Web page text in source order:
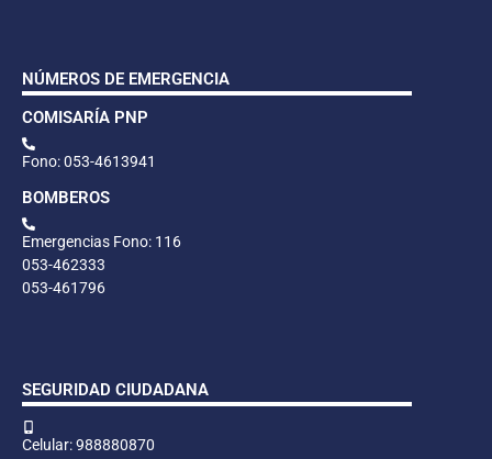
NÚMEROS DE EMERGENCIA
COMISARÍA PNP
Fono: 053-4613941
BOMBEROS
Emergencias Fono: 116
053-462333
053-461796
SEGURIDAD CIUDADANA
Celular: 988880870